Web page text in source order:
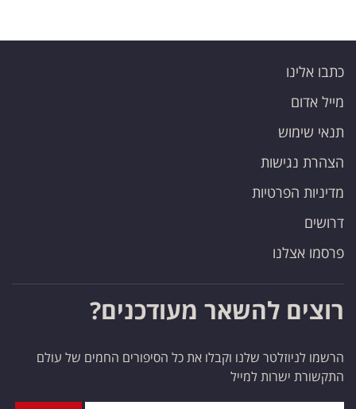
כתבו אלינו
מייל אדום
תנאי שימוש
הצהרת נגישות
מדיניות הפרטיות
דרושים
פרסמו אצלנו
רוצים להשאר מעודכנים?
הרשמו לניוזלטר שלנו וקבלו את כל הסיפורים החמים של עולם
התקשורת ישרות למייל